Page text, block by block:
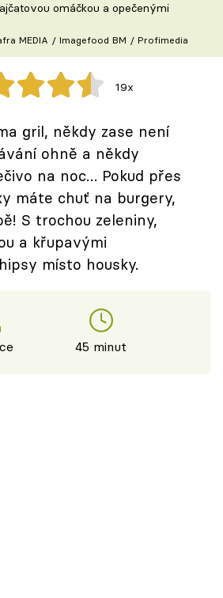
omáčkou a opečenými
MEDIA / Imagefood BM / Profimedia
19x
gril, někdy zase není
ohně a někdy
na noc… Pokud přes
máte chuť na burgery,
S trochou zeleniny,
a křupavými
místo housky.
45 minut